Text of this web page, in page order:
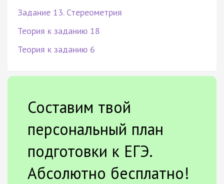
Задание 13. Стереометрия
Теория к заданию 18
Теория к заданию 6
Составим твой
персональный план
подготовки к ЕГЭ.
Абсолютно бесплатно!